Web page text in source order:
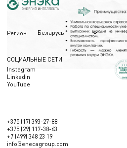
Регион Беларусь
СОЦИАЛЬНЫЕ СЕТИ
Instagram
Linkedin
YouTube
+375 (17) 393-27-88
+375 (29) 117-38-63
+7 (499) 348 23 19
info@enecagroup.com